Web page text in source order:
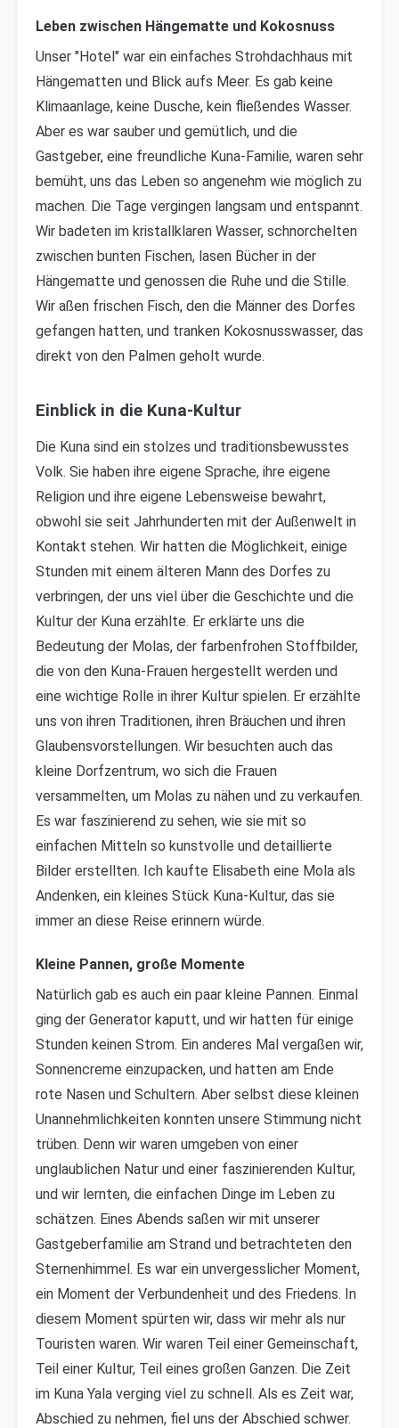
Leben zwischen Hängematte und Kokosnuss
Unser "Hotel" war ein einfaches Strohdachhaus mit
Hängematten und Blick aufs Meer. Es gab keine
Klimaanlage, keine Dusche, kein fließendes Wasser.
Aber es war sauber und gemütlich, und die
Gastgeber, eine freundliche Kuna-Familie, waren sehr
bemüht, uns das Leben so angenehm wie möglich zu
machen. Die Tage vergingen langsam und entspannt.
Wir badeten im kristallklaren Wasser, schnorchelten
zwischen bunten Fischen, lasen Bücher in der
Hängematte und genossen die Ruhe und die Stille.
Wir aßen frischen Fisch, den die Männer des Dorfes
gefangen hatten, und tranken Kokosnusswasser, das
direkt von den Palmen geholt wurde.
Einblick in die Kuna-Kultur
Die Kuna sind ein stolzes und traditionsbewusstes
Volk. Sie haben ihre eigene Sprache, ihre eigene
Religion und ihre eigene Lebensweise bewahrt,
obwohl sie seit Jahrhunderten mit der Außenwelt in
Kontakt stehen. Wir hatten die Möglichkeit, einige
Stunden mit einem älteren Mann des Dorfes zu
verbringen, der uns viel über die Geschichte und die
Kultur der Kuna erzählte. Er erklärte uns die
Bedeutung der Molas, der farbenfrohen Stoffbilder,
die von den Kuna-Frauen hergestellt werden und
eine wichtige Rolle in ihrer Kultur spielen. Er erzählte
uns von ihren Traditionen, ihren Bräuchen und ihren
Glaubensvorstellungen. Wir besuchten auch das
kleine Dorfzentrum, wo sich die Frauen
versammelten, um Molas zu nähen und zu verkaufen.
Es war faszinierend zu sehen, wie sie mit so
einfachen Mitteln so kunstvolle und detaillierte
Bilder erstellten. Ich kaufte Elisabeth eine Mola als
Andenken, ein kleines Stück Kuna-Kultur, das sie
immer an diese Reise erinnern würde.
Kleine Pannen, große Momente
Natürlich gab es auch ein paar kleine Pannen. Einmal
ging der Generator kaputt, und wir hatten für einige
Stunden keinen Strom. Ein anderes Mal vergaßen wir,
Sonnencreme einzupacken, und hatten am Ende
rote Nasen und Schultern. Aber selbst diese kleinen
Unannehmlichkeiten konnten unsere Stimmung nicht
trüben. Denn wir waren umgeben von einer
unglaublichen Natur und einer faszinierenden Kultur,
und wir lernten, die einfachen Dinge im Leben zu
schätzen. Eines Abends saßen wir mit unserer
Gastgeberfamilie am Strand und betrachteten den
Sternenhimmel. Es war ein unvergesslicher Moment,
ein Moment der Verbundenheit und des Friedens. In
diesem Moment spürten wir, dass wir mehr als nur
Touristen waren. Wir waren Teil einer Gemeinschaft,
Teil einer Kultur, Teil eines großen Ganzen. Die Zeit
im Kuna Yala verging viel zu schnell. Als es Zeit war,
Abschied zu nehmen, fiel uns der Abschied schwer.